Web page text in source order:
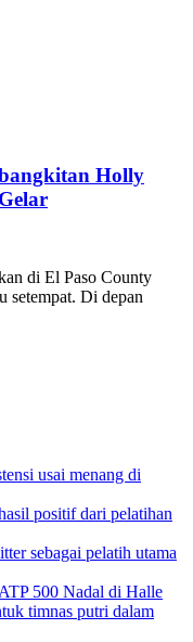
Holly
di El Paso County
setempat. Di depan
usai menang di
positif dari pelatihan
sebagai pelatih utama
500 Nadal di Halle
timnas putri dalam